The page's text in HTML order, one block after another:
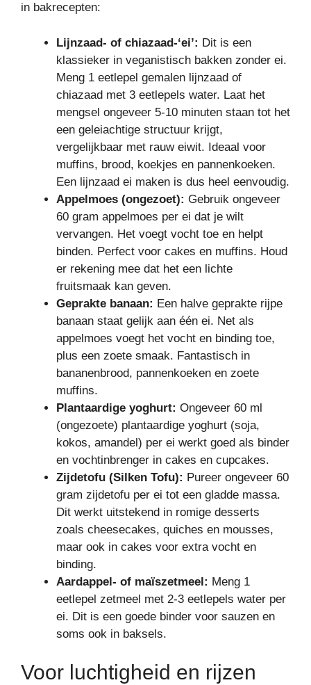
in bakrecepten:
Lijnzaad- of chiazaad-‘ei’: Dit is een
klassieker in veganistisch bakken zonder ei.
Meng 1 eetlepel gemalen lijnzaad of
chiazaad met 3 eetlepels water. Laat het
mengsel ongeveer 5-10 minuten staan tot het
een geleiachtige structuur krijgt,
vergelijkbaar met rauw eiwit. Ideaal voor
muffins, brood, koekjes en pannenkoeken.
Een lijnzaad ei maken is dus heel eenvoudig.
Appelmoes (ongezoet): Gebruik ongeveer
60 gram appelmoes per ei dat je wilt
vervangen. Het voegt vocht toe en helpt
binden. Perfect voor cakes en muffins. Houd
er rekening mee dat het een lichte
fruitsmaak kan geven.
Geprakte banaan: Een halve geprakte rijpe
banaan staat gelijk aan één ei. Net als
appelmoes voegt het vocht en binding toe,
plus een zoete smaak. Fantastisch in
bananenbrood, pannenkoeken en zoete
muffins.
Plantaardige yoghurt: Ongeveer 60 ml
(ongezoete) plantaardige yoghurt (soja,
kokos, amandel) per ei werkt goed als binder
en vochtinbrenger in cakes en cupcakes.
Zijdetofu (Silken Tofu): Pureer ongeveer 60
gram zijdetofu per ei tot een gladde massa.
Dit werkt uitstekend in romige desserts
zoals cheesecakes, quiches en mousses,
maar ook in cakes voor extra vocht en
binding.
Aardappel- of maïszetmeel: Meng 1
eetlepel zetmeel met 2-3 eetlepels water per
ei. Dit is een goede binder voor sauzen en
soms ook in baksels.
Voor luchtigheid en rijzen